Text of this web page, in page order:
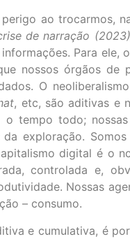
ao trocarmos,
de narração (2023)
Para
nossos órgãos de
O
, etc, são aditivas e
tempo todo;
exploração.
digital é o
controlada e,
Nossas
– consumo.
e cumulativa, é